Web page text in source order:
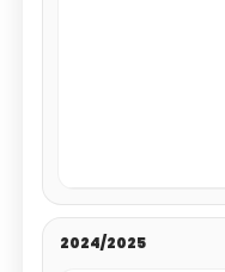
2024/2025